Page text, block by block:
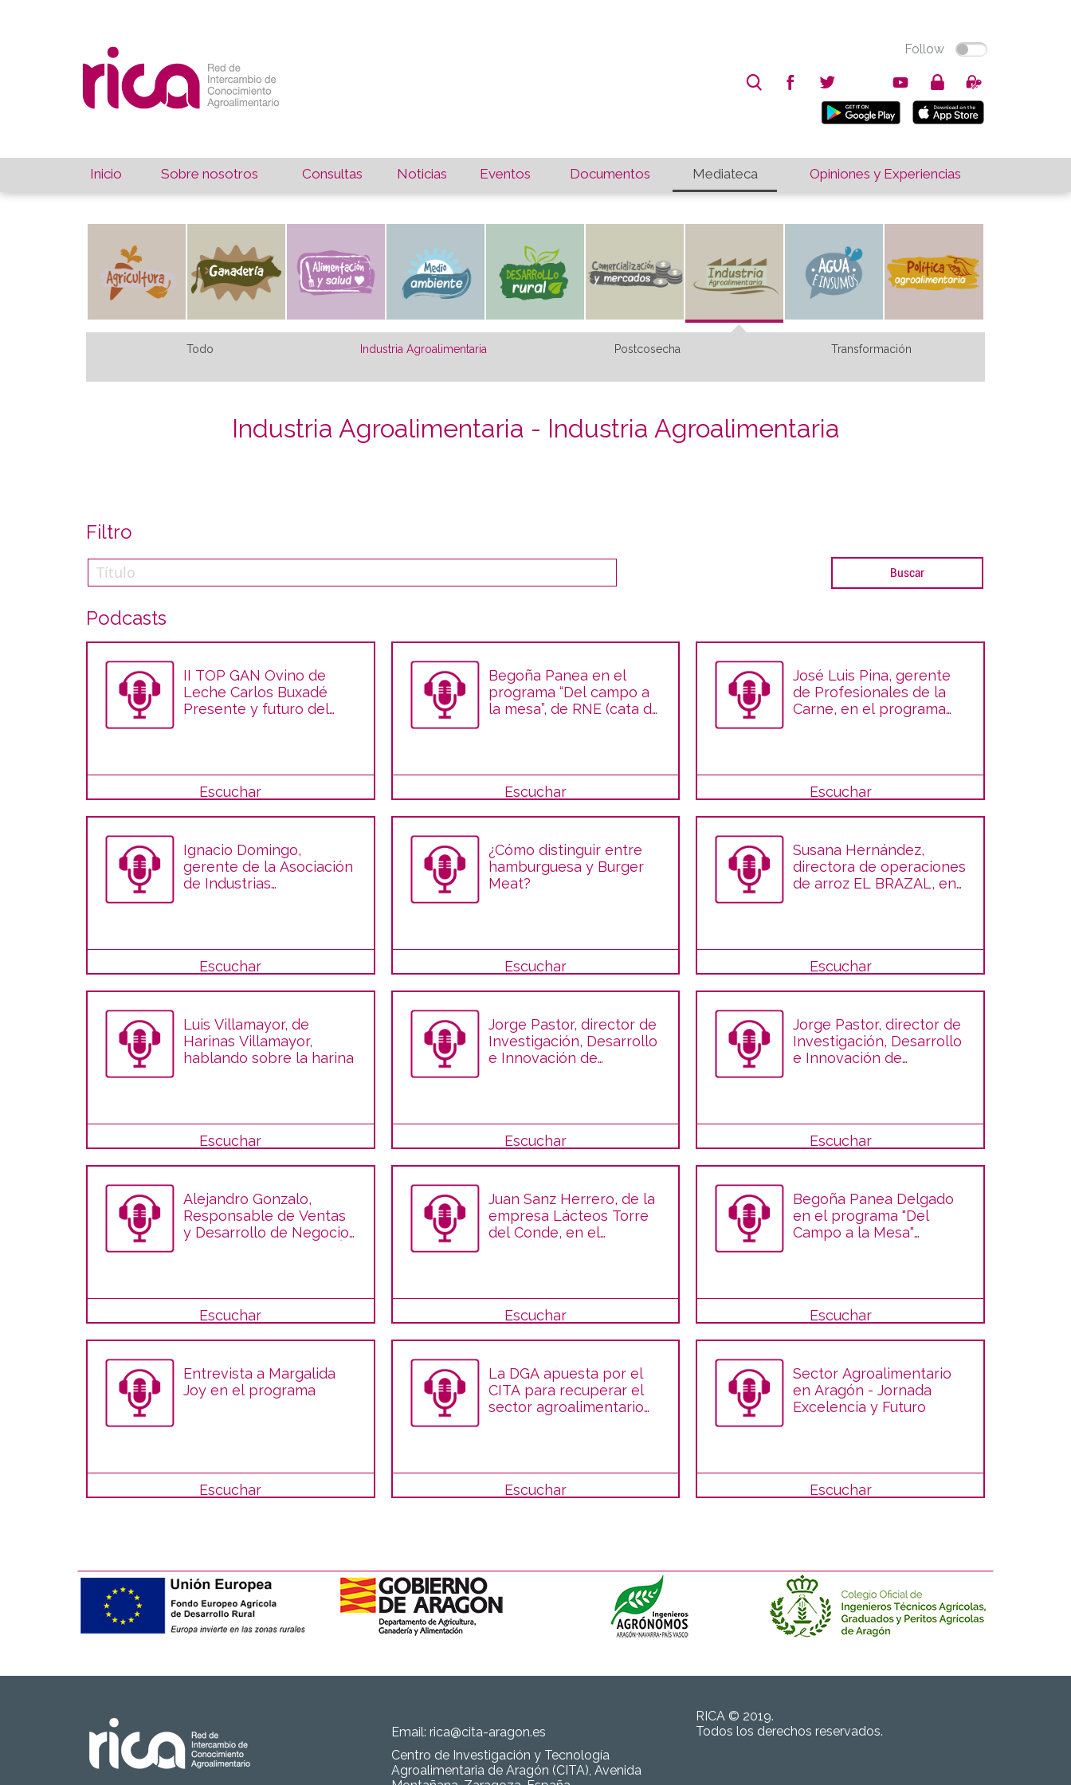
Follow
Inicio Sobre nosotros Consultas Noticias Eventos Documentos Mediateca Opiniones y Experiencias
Todo Industria Agroalimentaria Postcosecha Transformación
Industria Agroalimentaria - Industria Agroalimentaria
Filtro
Podcasts
II TOP GAN Ovino de
Leche Carlos Buxadé
Presente y futuro del
Escuchar
Begoña Panea en el
programa “Del campo a
la mesa”, de RNE (cata de
Escuchar
José Luis Pina, gerente
de Profesionales de la
Carne, en el programa
Escuchar
Ignacio Domingo,
gerente de la Asociación
de Industrias
Escuchar
¿Cómo distinguir entre
hamburguesa y Burger
Meat?
Escuchar
Susana Hernández,
directora de operaciones
de arroz EL BRAZAL, en
Escuchar
Luis Villamayor, de
Harinas Villamayor,
hablando sobre la harina
Escuchar
Jorge Pastor, director de
Investigación, Desarrollo
e Innovación de
Escuchar
Jorge Pastor, director de
Investigación, Desarrollo
e Innovación de
Escuchar
Alejandro Gonzalo,
Responsable de Ventas
y Desarrollo de Negocio
Escuchar
Juan Sanz Herrero, de la
empresa Lácteos Torre
del Conde, en el
Escuchar
Begoña Panea Delgado
en el programa "Del
Campo a la Mesa"
Escuchar
Entrevista a Margalida
Joy en el programa
Escuchar
La DGA apuesta por el
CITA para recuperar el
sector agroalimentario
Escuchar
Sector Agroalimentario
en Aragón - Jornada
Excelencia y Futuro
Escuchar
Email: rica@cita-aragon.es
Centro de Investigación y Tecnología
Agroalimentaria de Aragón (CITA), Avenida
RICA © 2019.
Todos los derechos reservados.